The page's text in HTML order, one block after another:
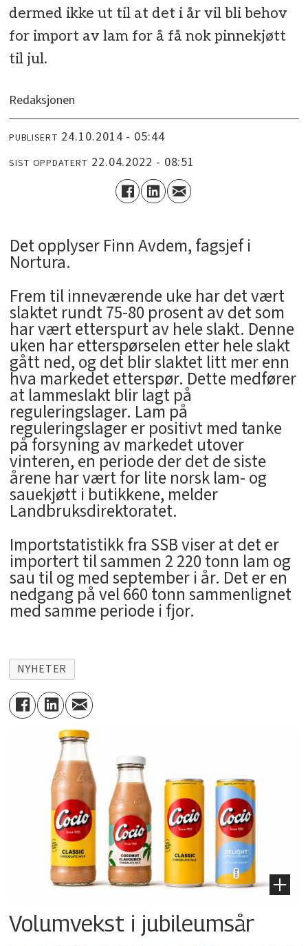
dermed ikke ut til at det i år vil bli behov
for import av lam for å få nok pinnekjøtt
til jul.
Redaksjonen
PUBLISERT 24.10.2014 - 05:44
SIST OPPDATERT 22.04.2022 - 08:51
Det opplyser Finn Avdem, fagsjef i
Nortura.
Frem til inneværende uke har det vært
slaktet rundt 75-80 prosent av det som
har vært etterspurt av hele slakt. Denne
uken har etterspørselen etter hele slakt
gått ned, og det blir slaktet litt mer enn
hva markedet etterspør. Dette medfører
at lammeslakt blir lagt på
reguleringslager. Lam på
reguleringslager er positivt med tanke
på forsyning av markedet utover
vinteren, en periode der det de siste
årene har vært for lite norsk lam- og
sauekjøtt i butikkene, melder
Landbruksdirektoratet.
Importstatistikk fra SSB viser at det er
importert til sammen 2 220 tonn lam og
sau til og med september i år. Det er en
nedgang på vel 660 tonn sammenlignet
med samme periode i fjor.
NYHETER
Volumvekst i jubileumsår